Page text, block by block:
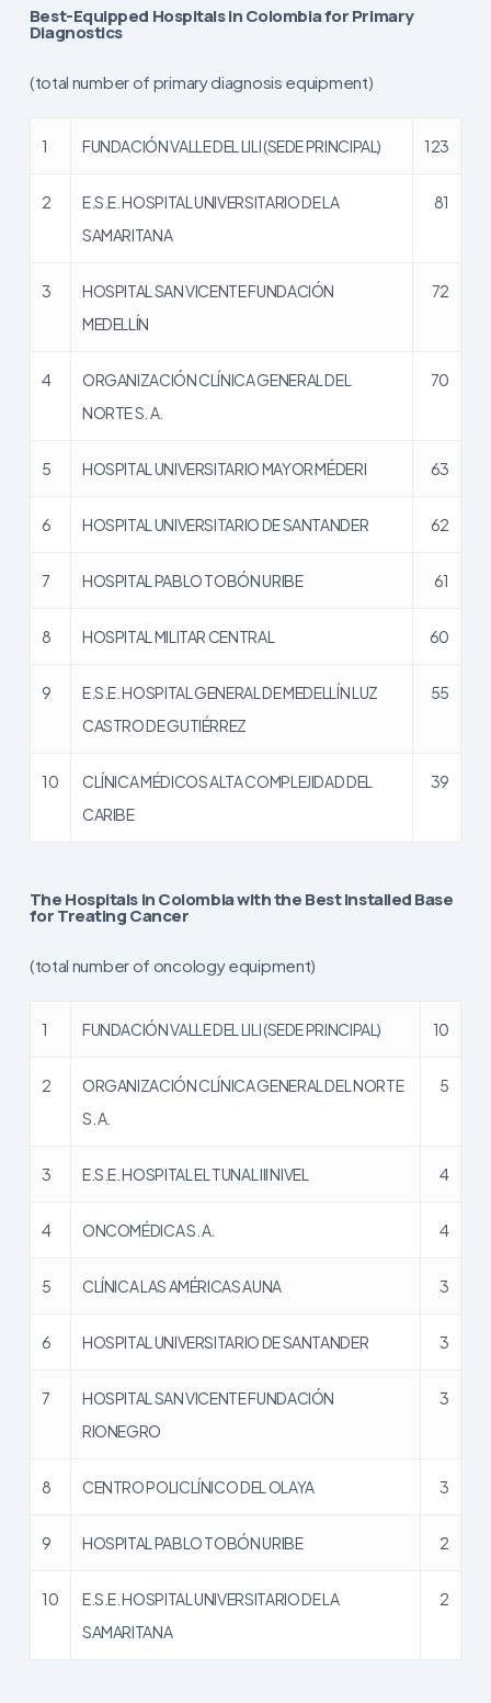
Best-Equipped Hospitals in Colombia for Primary
Diagnostics
(total number of primary diagnosis equipment)
1 FUNDACIÓN VALLE DEL LILI (SEDE PRINCIPAL) 123
2
E.S.E. HOSPITAL UNIVERSITARIO DE LA
SAMARITANA
81
3
HOSPITAL SAN VICENTE FUNDACIÓN
MEDELLÍN
72
4
ORGANIZACIÓN CLÍNICA GENERAL DEL
NORTE S. A.
70
5 HOSPITAL UNIVERSITARIO MAYOR MÉDERI 63
6 HOSPITAL UNIVERSITARIO DE SANTANDER 62
7 HOSPITAL PABLO TOBÓN URIBE 61
8 HOSPITAL MILITAR CENTRAL 60
9
E.S.E. HOSPITAL GENERAL DE MEDELLÍN LUZ
CASTRO DE GUTIÉRREZ
55
10
CLÍNICA MÉDICOS ALTA COMPLEJIDAD DEL
CARIBE
39
The Hospitals in Colombia with the Best Installed Base
for Treating Cancer
(total number of oncology equipment)
1 FUNDACIÓN VALLE DEL LILI (SEDE PRINCIPAL) 10
2
ORGANIZACIÓN CLÍNICA GENERAL DEL NORTE
S. A.
5
3 E.S.E. HOSPITAL EL TUNAL III NIVEL 4
4 ONCOMÉDICA S. A. 4
5 CLÍNICA LAS AMÉRICAS AUNA 3
6 HOSPITAL UNIVERSITARIO DE SANTANDER 3
7
HOSPITAL SAN VICENTE FUNDACIÓN
RIONEGRO
3
8 CENTRO POLICLÍNICO DEL OLAYA 3
9 HOSPITAL PABLO TOBÓN URIBE 2
10
E.S.E. HOSPITAL UNIVERSITARIO DE LA
SAMARITANA
2